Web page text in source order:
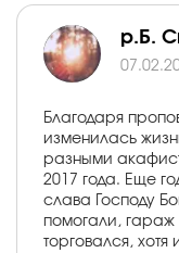
р.Б.
Благодаря
изменилась
разными
2017 года. Еще
слава Господу
помогали, гараж
торговался,